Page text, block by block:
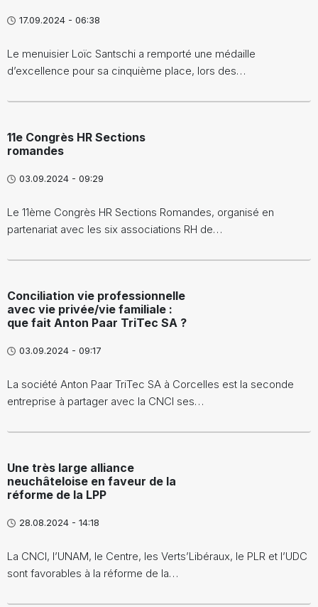
17.09.2024 - 06:38
Le menuisier Loïc Santschi a remporté une médaille
d’excellence pour sa cinquième place, lors des…
11e Congrès HR Sections
romandes
03.09.2024 - 09:29
Le 11ème Congrès HR Sections Romandes, organisé en
partenariat avec les six associations RH de…
Conciliation vie professionnelle
avec vie privée/vie familiale :
que fait Anton Paar TriTec SA ?
03.09.2024 - 09:17
La société Anton Paar TriTec SA à Corcelles est la seconde
entreprise à partager avec la CNCI ses…
Une très large alliance
neuchâteloise en faveur de la
réforme de la LPP
28.08.2024 - 14:18
La CNCI, l’UNAM, le Centre, les Verts’Libéraux, le PLR et l’UDC
sont favorables à la réforme de la…